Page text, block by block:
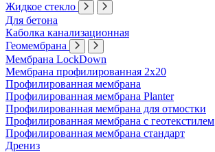
Жидкое стекло
Для бетона
Каболка канализационная
Геомембрана
Мембрана LockDown
Мембрана профилированная 2х20
Профилированная мембрана
Профилированная мембрана Planter
Профилированная мембрана для отмостки
Профилированная мембрана с геотекстилем
Профилированная мембрана стандарт
Дрениз